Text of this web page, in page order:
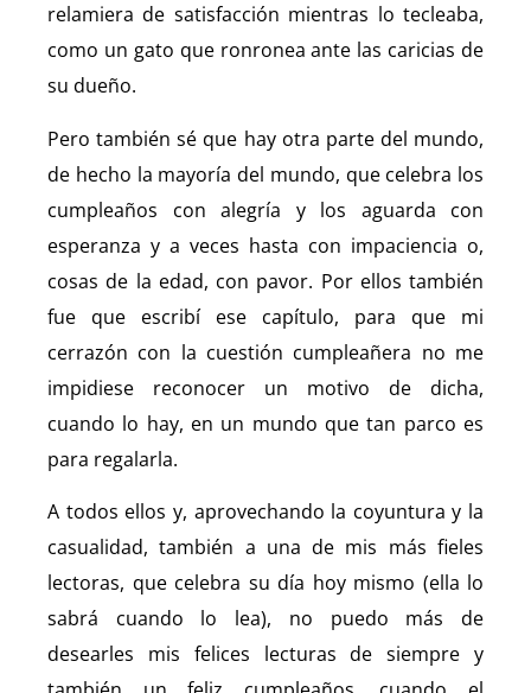
relamiera de satisfacción mientras lo tecleaba,
como un gato que ronronea ante las caricias de
su dueño.
Pero también sé que hay otra parte del mundo,
de hecho la mayoría del mundo, que celebra los
cumpleaños con alegría y los aguarda con
esperanza y a veces hasta con impaciencia o,
cosas de la edad, con pavor. Por ellos también
fue que escribí ese capítulo, para que mi
cerrazón con la cuestión cumpleañera no me
impidiese reconocer un motivo de dicha,
cuando lo hay, en un mundo que tan parco es
para regalarla.
A todos ellos y, aprovechando la coyuntura y la
casualidad, también a una de mis más fieles
lectoras, que celebra su día hoy mismo (ella lo
sabrá cuando lo lea), no puedo más de
desearles mis felices lecturas de siempre y